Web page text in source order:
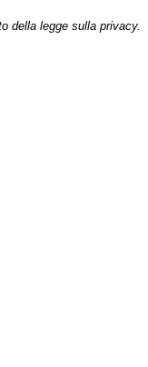
della legge sulla privacy.